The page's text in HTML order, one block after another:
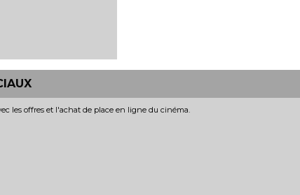
les offres et l'achat de place en ligne du cinéma.